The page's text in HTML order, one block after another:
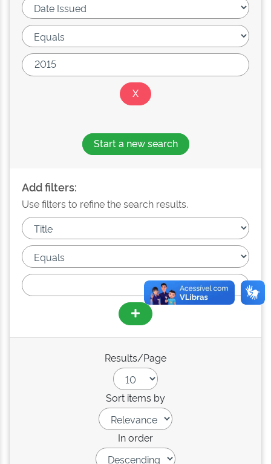
Start a new search
Add filters:
Use filters to refine the search results.
Results/Page
Sort items by
In order